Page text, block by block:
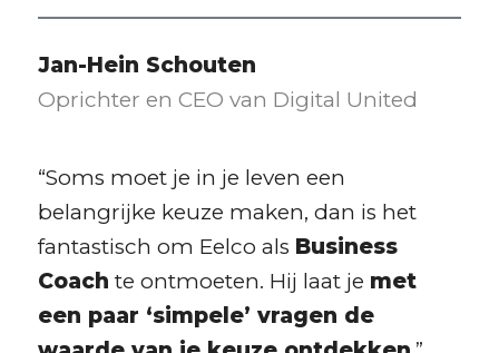
Jan-Hein Schouten
Oprichter en CEO van Digital United
“Soms moet je in je leven een
belangrijke keuze maken, dan is het
fantastisch om Eelco als Business
Coach te ontmoeten. Hij laat je met
een paar ‘simpele’ vragen de